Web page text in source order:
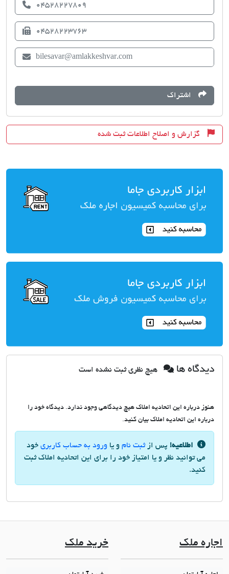
04528227809
04528223763
bilesavar@amlakkeshvar.com
اشتراک
گزارش و اصلاح اطلاعات ثبت شده
دیدگاه ها هیچ نظری ثبت نشده است
هنوز درباره این اتحادیه املاک هیچ دیدگاهی وجود ندارد. دیدگاه خود را
درباره این اتحادیه املاک بیان کنید.
اطلاعیه! پس ازثبت نام و یا ورود به حساب کاربری خود
می توانید نظر و یا امتیاز خود را برای این اتحادیه املاک ثبت
کنید.
اجاره ملک خرید ملک